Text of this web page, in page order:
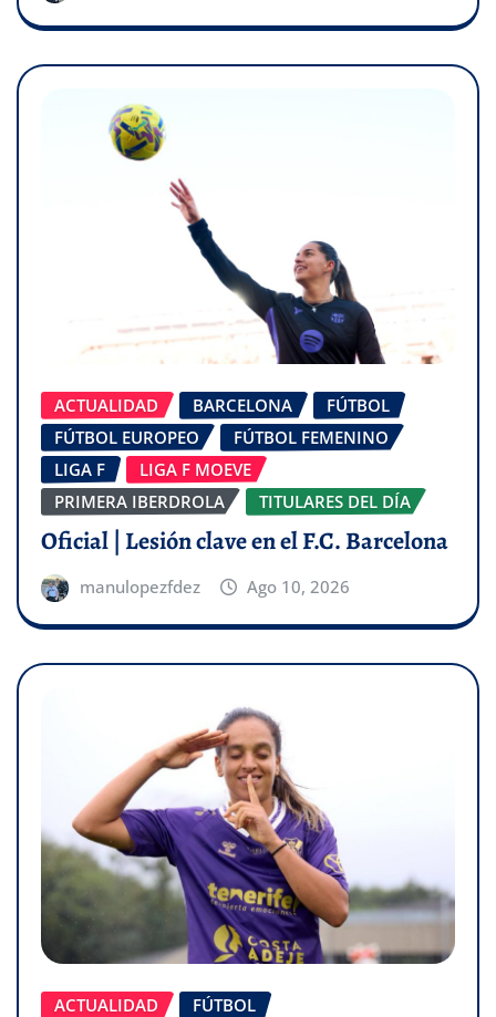
ACTUALIDAD BARCELONA
FÚTBOL
FÚTBOL EUROPEO
FÚTBOL FEMENINO
LIGA F
LIGA F MOEVE
PRIMERA IBERDROLA
TITULARES DEL DÍA
Oficial | Lesión clave en el F.C. Barcelona
manulopezfdez Ago 10, 2026
ACTUALIDAD
FÚTBOL